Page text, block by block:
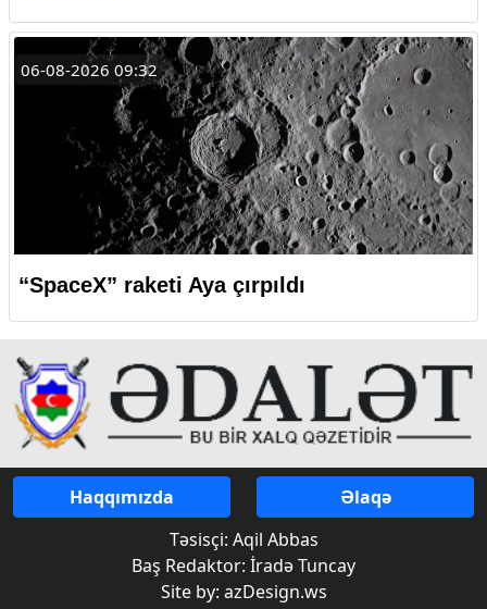
06-08-2026 09:32
“SpaceX” raketi Aya çırpıldı
Haqqımızda
Əlaqə
Təsisçi: Aqil Abbas
Baş Redaktor: İradə Tuncay
Site by: azDesign.ws